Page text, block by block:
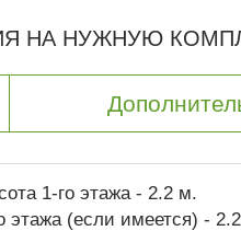
НА НУЖНУЮ
1-го этажа - 2.2 м.
этажа (если имеется) -